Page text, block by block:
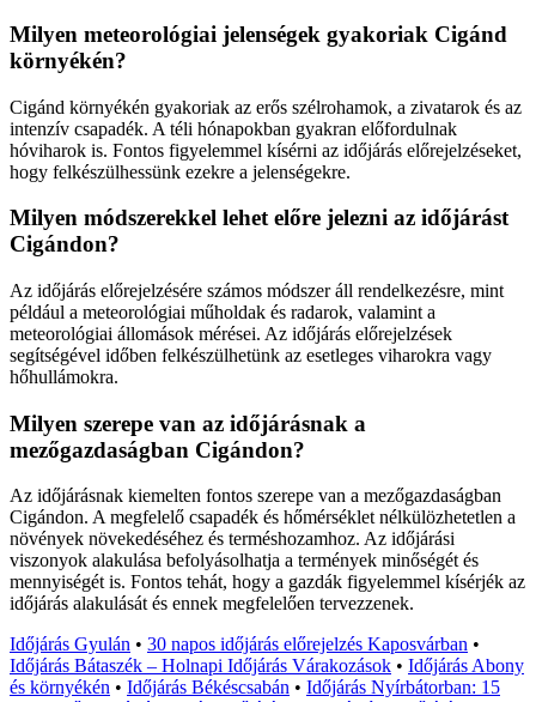
Milyen meteorológiai jelenségek gyakoriak Cigánd
környékén?
Cigánd környékén gyakoriak az erős szélrohamok, a zivatarok és az
intenzív csapadék. A téli hónapokban gyakran előfordulnak
hóviharok is. Fontos figyelemmel kísérni az időjárás előrejelzéseket,
hogy felkészülhessünk ezekre a jelenségekre.
Milyen módszerekkel lehet előre jelezni az időjárást
Cigándon?
Az időjárás előrejelzésére számos módszer áll rendelkezésre, mint
például a meteorológiai műholdak és radarok, valamint a
meteorológiai állomások mérései. Az időjárás előrejelzések
segítségével időben felkészülhetünk az esetleges viharokra vagy
hőhullámokra.
Milyen szerepe van az időjárásnak a
mezőgazdaságban Cigándon?
Az időjárásnak kiemelten fontos szerepe van a mezőgazdaságban
Cigándon. A megfelelő csapadék és hőmérséklet nélkülözhetetlen a
növények növekedéséhez és terméshozamhoz. Az időjárási
viszonyok alakulása befolyásolhatja a termények minőségét és
mennyiségét is. Fontos tehát, hogy a gazdák figyelemmel kísérjék az
időjárás alakulását és ennek megfelelően tervezzenek.
Időjárás Gyulán • 30 napos időjárás előrejelzés Kaposvárban •
Időjárás Bátaszék – Holnapi Időjárás Várakozások • Időjárás Abony
és környékén • Időjárás Békéscsabán • Időjárás Nyírbátorban: 15